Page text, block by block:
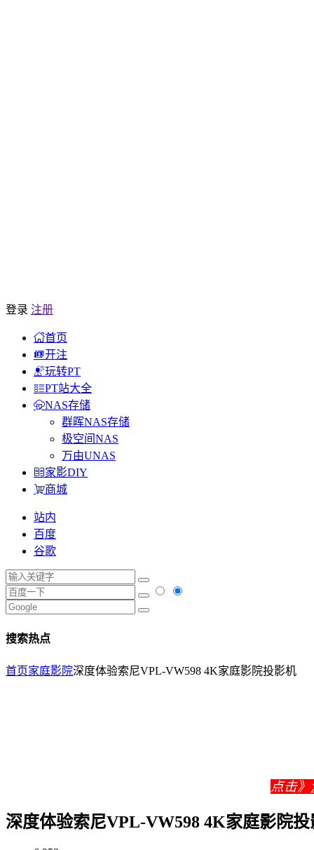
登录 注册
首页
开注
玩转PT
PT站大全
NAS存储
群晖NAS存储
极空间NAS
万由UNAS
家影DIY
商城
站内
百度
谷歌
搜索热点
首页家庭影院深度体验索尼VPL-VW598 4K家庭影院投影机
点击》
深度体验索尼VPL-VW598 4K家庭影院投